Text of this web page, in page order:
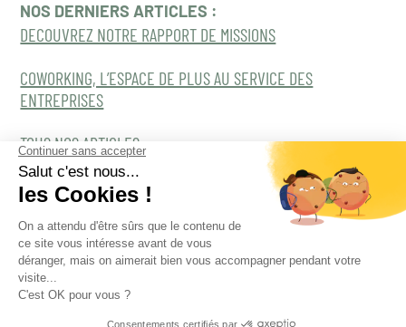
NOS DERNIERS ARTICLES :
DECOUVREZ NOTRE RAPPORT DE MISSIONS
COWORKING, L’ESPACE DE PLUS AU SERVICE DES
ENTREPRISES
TOUS NOS ARTICLES
Tous droits réservés Naama 2022©